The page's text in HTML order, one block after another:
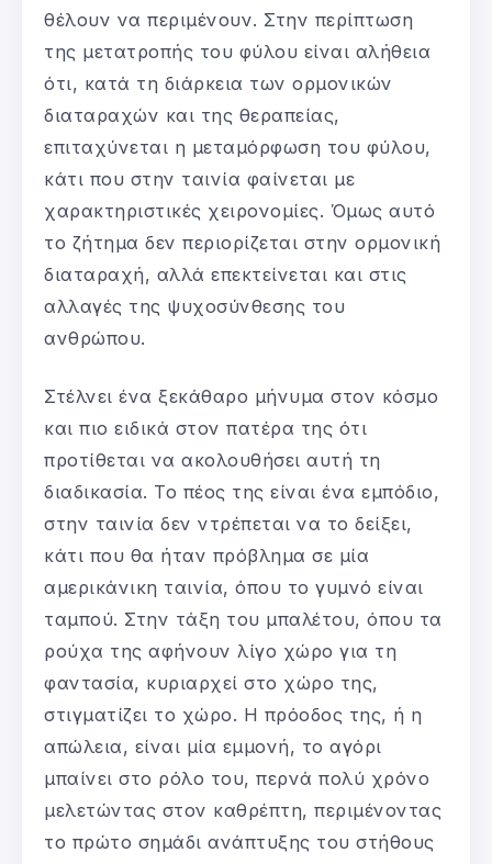
θέλουν να περιμένουν. Στην περίπτωση
της μετατροπής του φύλου είναι αλήθεια
ότι, κατά τη διάρκεια των ορμονικών
διαταραχών και της θεραπείας,
επιταχύνεται η μεταμόρφωση του φύλου,
κάτι που στην ταινία φαίνεται με
χαρακτηριστικές χειρονομίες. Όμως αυτό
το ζήτημα δεν περιορίζεται στην ορμονική
διαταραχή, αλλά επεκτείνεται και στις
αλλαγές της ψυχοσύνθεσης του
ανθρώπου.
Στέλνει ένα ξεκάθαρο μήνυμα στον κόσμο
και πιο ειδικά στον πατέρα της ότι
προτίθεται να ακολουθήσει αυτή τη
διαδικασία. Το πέος της είναι ένα εμπόδιο,
στην ταινία δεν ντρέπεται να το δείξει,
κάτι που θα ήταν πρόβλημα σε μία
αμερικάνικη ταινία, όπου το γυμνό είναι
ταμπού. Στην τάξη του μπαλέτου, όπου τα
ρούχα της αφήνουν λίγο χώρο για τη
φαντασία, κυριαρχεί στο χώρο της,
στιγματίζει το χώρο. Η πρόοδος της, ή η
απώλεια, είναι μία εμμονή, το αγόρι
μπαίνει στο ρόλο του, περνά πολύ χρόνο
μελετώντας στον καθρέπτη, περιμένοντας
το πρώτο σημάδι ανάπτυξης του στήθους